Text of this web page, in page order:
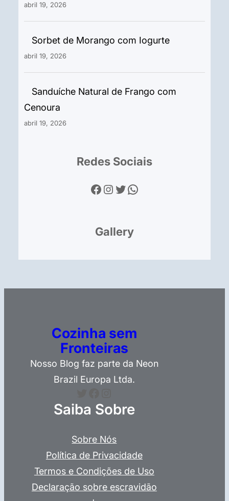
abril 19, 2026
Sorbet de Morango com Iogurte
abril 19, 2026
Sanduíche Natural de Frango com
Cenoura
abril 19, 2026
Redes Sociais
Facebook Instagram Twitter WhatsApp
Gallery
Cozinha sem
Fronteiras
Nosso Blog faz parte da Neon
Brazil Europa Ltda.
Saiba Sobre
Sobre Nós
Política de Privacidade
Termos e Condições de Uso
Declaração sobre escravidão